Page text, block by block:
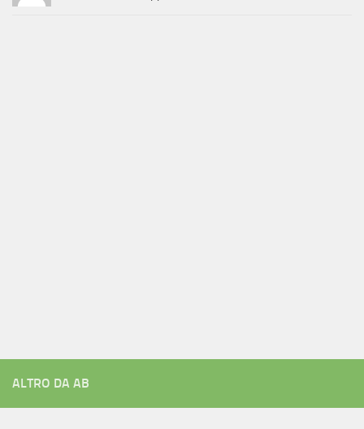
ALTRO DA AB